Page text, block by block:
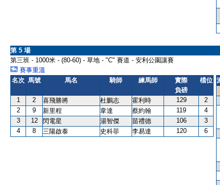
第 5 場
第三班 - 1000米 - (80-60) - 草地 - "C" 賽道 - 安利公園讓賽
賽事重溫
名次 馬號 馬名 騎師 練馬師
實際
負磅
檔位
1 2 喜飛勝將 杜鵬志 霍利時 129
2
2
9 新里程 韋達 蔡約翰 119
4
3
12 閃電星 湯智傑 苗禮德 106
3
4
8 三陽啟泰 史科菲 李易達 120 6